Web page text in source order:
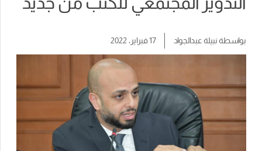
بواسطةنبيلة عبدالجواد 17 فبراير، 2022